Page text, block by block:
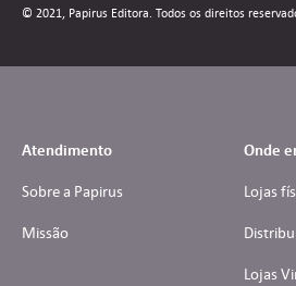
© 2021, Papirus Editora. Todos os direitos
Atendimento
Sobre a Papirus
Missão
Onde
Lojas
Lojas